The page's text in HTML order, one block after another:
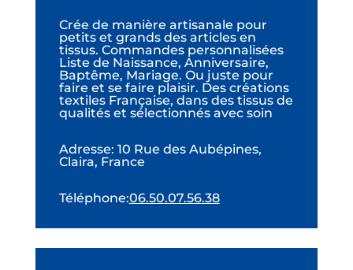
Crée de manière artisanale pour
petits et grands des articles en
tissus. Commandes personnalisées
Liste de Naissance, Anniversaire,
Baptême, Mariage. Ou juste pour
faire et se faire plaisir. Des créations
textiles Française, dans des tissus de
qualités et sélectionnés avec soin
Adresse: 10 Rue des Aubépines,
Claira, France
Téléphone:06.50.07.56.38